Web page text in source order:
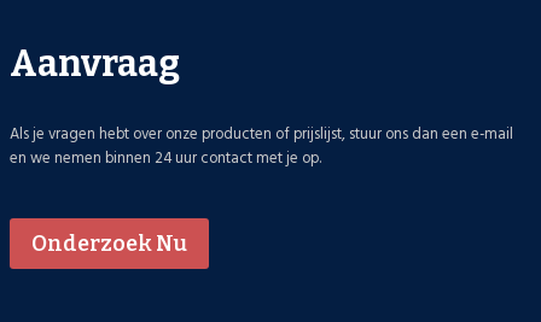
Aanvraag
Als je vragen hebt over onze producten of prijslijst, stuur ons dan een e-mail
en we nemen binnen 24 uur contact met je op.
Onderzoek Nu